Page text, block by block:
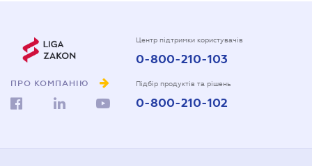
ПРО КОМПАНІЮ
Центр підтримки користувачів
0-800-210-103
Підбір продуктів та рішень
0-800-210-102